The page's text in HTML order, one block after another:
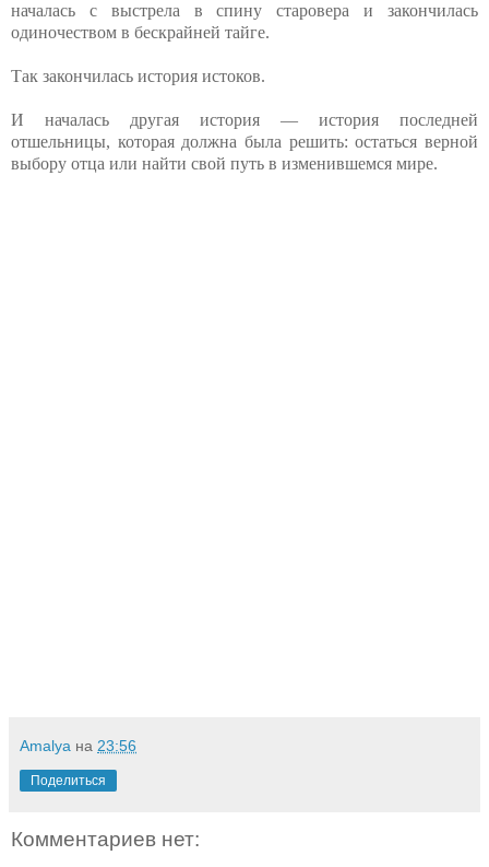
началась с выстрела в спину старовера и закончилась
одиночеством в бескрайней тайге.
Так закончилась история истоков.
И началась другая история — история последней
отшельницы, которая должна была решить: остаться верной
выбору отца или найти свой путь в изменившемся мире.
Amalya на 23:56
Поделиться
Комментариев нет: